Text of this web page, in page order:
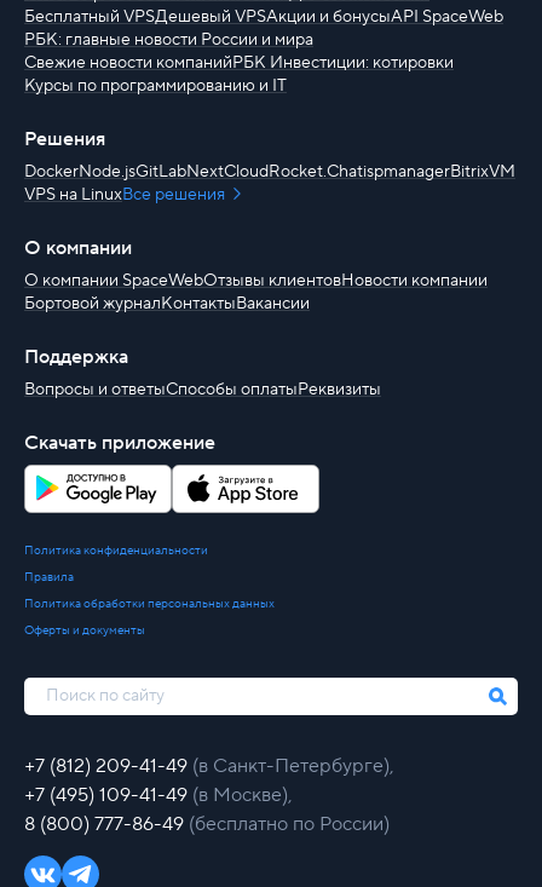
Бесплатный VPSДешевый VPSАкции и бонусыAPI SpaceWeb
РБК: главные новости России и мира
Свежие новости компанийРБК Инвестиции: котировки
Курсы по программированию и IT
Решения
DockerNode.jsGitLabNextCloudRocket.ChatispmanagerBitrixVM
VPS на LinuxВсе решения
О компании
О компании SpaceWebОтзывы клиентовНовости компании
Бортовой журналКонтактыВакансии
Поддержка
Вопросы и ответыСпособы оплатыРеквизиты
Скачать приложение
Политика конфиденциальности
Правила
Политика обработки персональных данных
Оферты и документы
+7 (812) 209-41-49 (в Санкт-Петербурге),
+7 (495) 109-41-49 (в Москве),
8 (800) 777-86-49 (бесплатно по России)